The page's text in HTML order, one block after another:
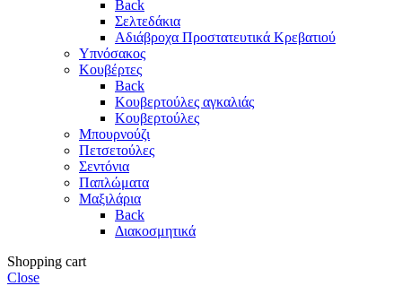
Back
Σελτεδάκια
Αδιάβροχα Προστατευτικά Κρεβατιού
Υπνόσακος
Κουβέρτες
Back
Κουβερτούλες αγκαλιάς
Κουβερτούλες
Μπουρνούζι
Πετσετούλες
Σεντόνια
Παπλώματα
Μαξιλάρια
Back
Διακοσμητικά
Shopping cart
Close